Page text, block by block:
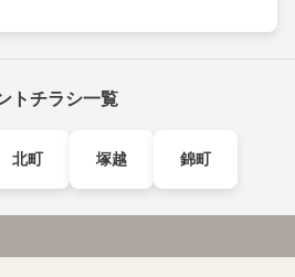
トチラシ一覧
北町 塚越 錦町